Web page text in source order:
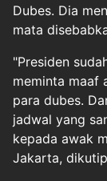
Dubes. Dia
mata
"Presiden
meminta maaf
para dubes.
jadwal yang
kepada awak
Jakarta,